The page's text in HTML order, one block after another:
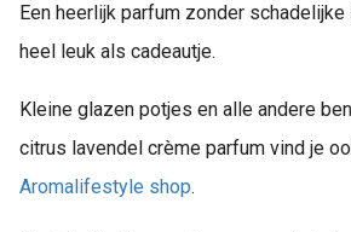
Een heerlijk parfum zonder
heel leuk als cadeautje.
Kleine glazen potjes en alle andere
citrus lavendel crème parfum vind je
Aromalifestyle shop.